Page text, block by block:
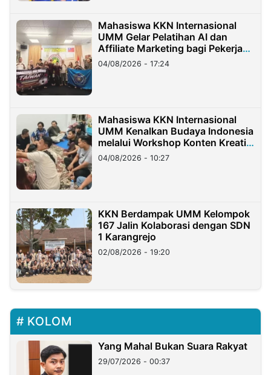
Mahasiswa KKN Internasional
UMM Gelar Pelatihan AI dan
Affiliate Marketing bagi Pekerja
Migran Indonesia di Taiwan
04/08/2026 - 17:24
Mahasiswa KKN Internasional
UMM Kenalkan Budaya Indonesia
melalui Workshop Konten Kreatif
di Taiwan
04/08/2026 - 10:27
KKN Berdampak UMM Kelompok
167 Jalin Kolaborasi dengan SDN
1 Karangrejo
02/08/2026 - 19:20
KOLOM
Yang Mahal Bukan Suara Rakyat
29/07/2026 - 00:37